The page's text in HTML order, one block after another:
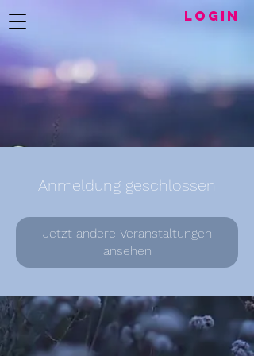
LogIN
Anmeldung geschlossen
Jetzt andere Veranstaltungen
ansehen